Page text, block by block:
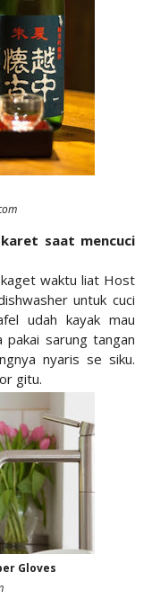
saat mencuci
waktu liat Host
untuk cuci
udah kayak mau
pakai sarung tangan
nyaris se siku.
gitu.
Gloves